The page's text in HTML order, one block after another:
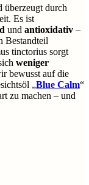
überzeugt durch
Es ist
und antioxidativ –
Bestandteil
tinctorius sorgt
weniger
bewusst auf die
„Blue Calm“
zu machen – und